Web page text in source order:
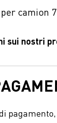
camion
sui nostri